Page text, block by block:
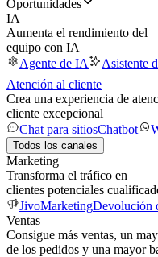
Oportunidades
IA
Aumenta el rendimiento del
equipo con IA
Agente de IA
Asistente
Atención al cliente
Crea una experiencia de
cliente excepcional
Chat para sitiosChatbot
Todos los canales
Marketing
Transforma el tráfico en
clientes potenciales
JivoMarketingDevolución
Ventas
Consigue más ventas, un
de los pedidos y una mayor